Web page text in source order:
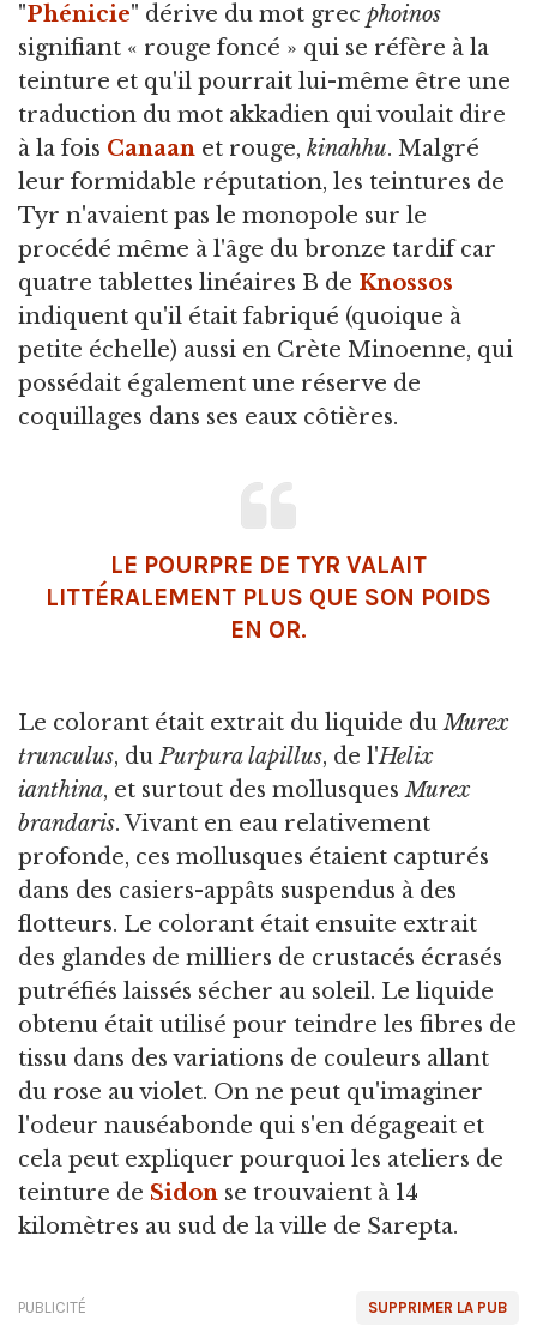
"Phénicie" dérive du mot grec phoinos
signifiant « rouge foncé » qui se réfère à la
teinture et qu'il pourrait lui-même être une
traduction du mot akkadien qui voulait dire
à la fois Canaan et rouge, kinahhu. Malgré
leur formidable réputation, les teintures de
Tyr n'avaient pas le monopole sur le
procédé même à l'âge du bronze tardif car
quatre tablettes linéaires B de Knossos
indiquent qu'il était fabriqué (quoique à
petite échelle) aussi en Crète Minoenne, qui
possédait également une réserve de
coquillages dans ses eaux côtières.
LE POURPRE DE TYR VALAIT
LITTÉRALEMENT PLUS QUE SON POIDS
EN OR.
Le colorant était extrait du liquide duMurex
trunculus, duPurpura lapillus, de l'Helix
ianthina, et surtout des mollusquesMurex
brandaris. Vivant en eau relativement
profonde, ces mollusques étaient capturés
dans des casiers-appâts suspendus à des
flotteurs. Le colorant était ensuite extrait
des glandes de milliers de crustacés écrasés
putréfiés laissés sécher au soleil. Le liquide
obtenu était utilisé pour teindre les fibres de
tissu dans des variations de couleurs allant
du rose au violet. On ne peut qu'imaginer
l'odeur nauséabonde qui s'en dégageait et
cela peut expliquer pourquoi les ateliers de
teinture de Sidon se trouvaient à 14
kilomètres au sud de la ville de Sarepta.
SUPPRIMER LA PUB
PUBLICITÉ